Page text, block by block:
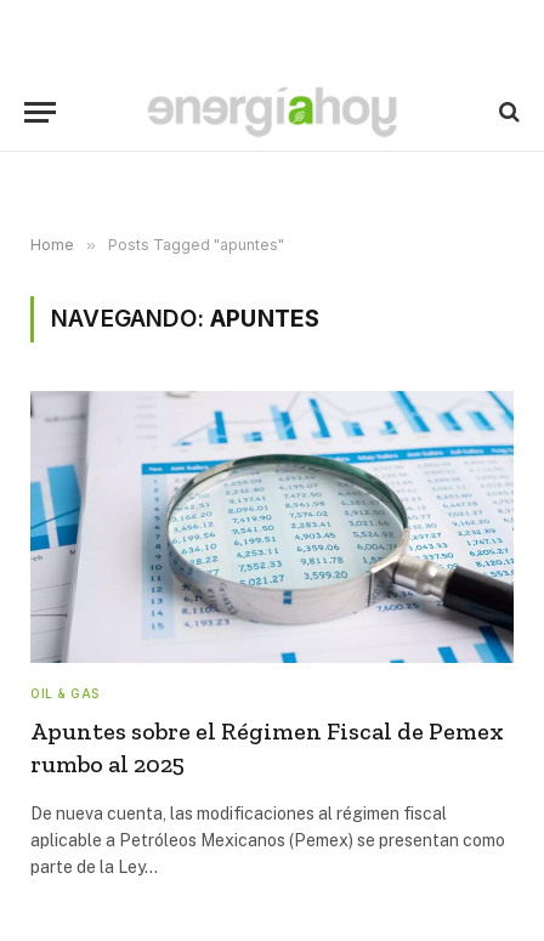
Home » Posts Tagged "apuntes"
NAVEGANDO:APUNTES
OIL & GAS
Apuntes sobre el Régimen Fiscal de Pemex
rumbo al 2025
De nueva cuenta, las modificaciones al régimen fiscal
aplicable a Petróleos Mexicanos (Pemex) se presentan como
parte de la Ley…